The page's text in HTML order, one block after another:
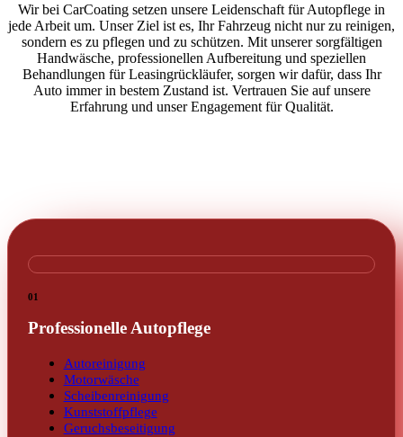
Wir bei CarCoating setzen unsere Leidenschaft für Autopflege in
jede Arbeit um. Unser Ziel ist es, Ihr Fahrzeug nicht nur zu reinigen,
sondern es zu pflegen und zu schützen. Mit unserer sorgfältigen
Handwäsche, professionellen Aufbereitung und speziellen
Behandlungen für Leasingrückläufer, sorgen wir dafür, dass Ihr
Auto immer in bestem Zustand ist. Vertrauen Sie auf unsere
Erfahrung und unser Engagement für Qualität.
01
Professionelle Autopflege
Autoreinigung
Motorwäsche
Scheibenreinigung
Kunststoffpflege
Geruchsbeseitigung